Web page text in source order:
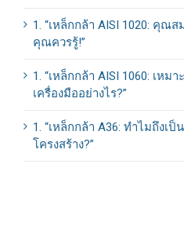
1. “เหล็กกล้า AISI 1020: คุณ
คุณควรรู้!”
1. “เหล็กกล้า AISI 1060: เหม
เครื่องมืออย่างไร?”
1. “เหล็กกล้า A36: ทำไมถึงเ
โครงสร้าง?”